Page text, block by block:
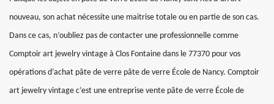
nouveau, son achat nécessite une maitrise totale ou en partie de son cas.
Dans ce cas, n’oubliez pas de contacter une professionnelle comme
Comptoir art jewelry vintage à Clos Fontaine dans le 77370 pour vos
opérations d’achat pâte de verre pâte de verre École de Nancy. Comptoir
art jewelry vintage c’est une entreprise vente pâte de verre École de